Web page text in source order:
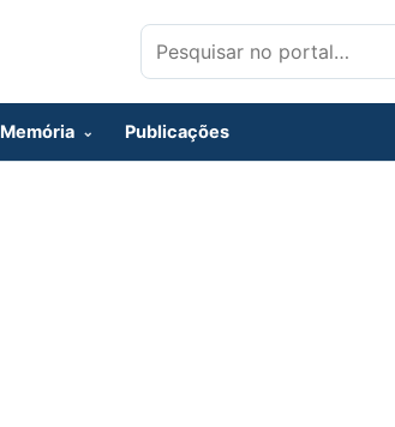
Pesquisar por:
Memória Publicações